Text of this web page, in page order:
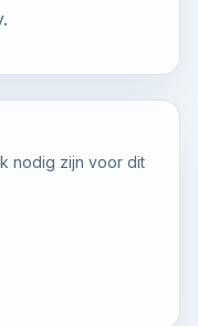
nodig zijn voor dit